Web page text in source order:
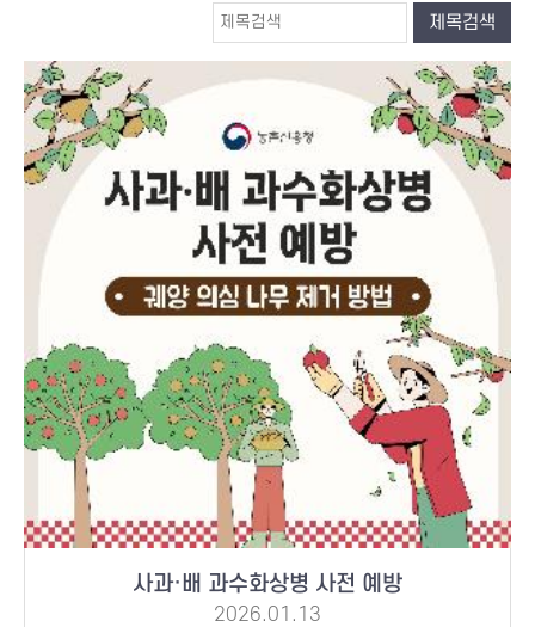
사과·배 과수화상병 사전 예방
2026.01.13